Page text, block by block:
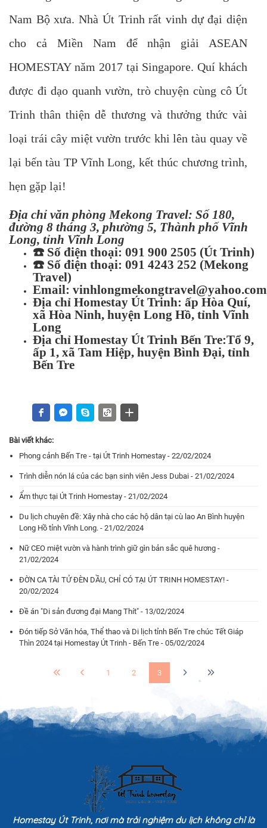
Nam Bộ xưa. Nhà Út Trinh rất vinh dự đại diện
cho cả Miền Nam để nhận giải ASEAN
HOMESTAY năm 2017 tại Singapore. Quí khách
được đi dạo quanh vườn, trò chuyện cùng cô Út
Trinh thân thiện dễ thương và thưởng thức vài
loại trái cây miệt vườn trước khi lên tàu quay về
lại bến tàu TP Vĩnh Long, kết thúc chương trình,
hẹn gặp lại!
Địa chỉ văn phòng Mekong Travel: Số 180,
đường 8 tháng 3, phường 5, Thành phố Vĩnh
Long, tỉnh Vĩnh Long
☎️ Số điện thoại: 091 900 2505 (Út Trinh)
☎️ Số điện thoại: 091 4243 252 (Mekong
Travel)
Email: vinhlongmekongtravel@yahoo.com
Địa chỉ Homestay Út Trinh: ấp Hòa Quí,
xã Hòa Ninh, huyện Long Hồ, tỉnh Vĩnh
Long
Địa chỉ Homestay Út Trinh Bến Tre:Tổ 9,
ấp 1, xã Tam Hiệp, huyện Bình Đại, tỉnh
Bến Tre
Bài viết khác:
Phong cảnh Bến Tre - tại Út Trinh Homestay - 22/02/2024
Trình diễn nón lá của các bạn sinh viên Jess Dubai - 21/02/2024
Ẩm thực tại Út Trinh Homestay - 21/02/2024
Du lịch chuyên đề: Xây nhà cho các hộ dân tại cù lao An Bình huyện
Long Hồ tỉnh Vĩnh Long. - 21/02/2024
Nữ CEO miệt vườn và hành trình giữ gìn bản sắc quê hương -
21/02/2024
ĐỜN CA TÀI TỬ ĐÈN DẦU, CHỈ CÓ TẠI ÚT TRINH HOMESTAY! -
20/02/2024
Đề án "Di sản đương đại Mang Thít" - 13/02/2024
Đón tiếp Sở Văn hóa, Thể thao và Di lịch tỉnh Bến Tre chúc Tết Giáp
Thìn 2024 tại Homestay Út Trinh - Bến Tre - 05/02/2024
1 2 3
Homestay Út Trinh, nơi mà trải nghiệm du lịch không chỉ là